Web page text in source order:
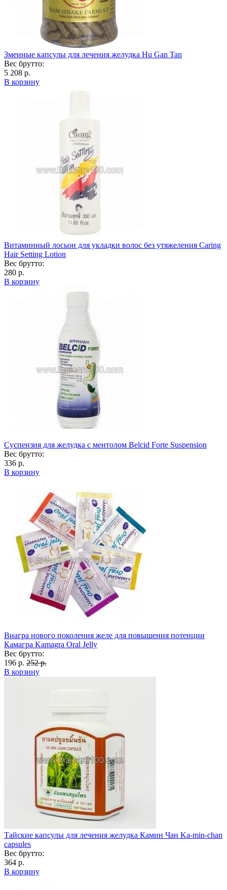
Змеиные капсулы для лечения желудка Hu Gan Tan
Вес брутто:
5 208 р.
В корзину
Витаминный лосьон для укладки волос без утяжеления Caring
Hair Setting Lotion
Вес брутто:
280 р.
В корзину
Суспензия для желудка с ментолом Belcid Forte Suspension
Вес брутто:
336 р.
В корзину
Виагра нового поколения желе для повышения потенции
Камагра Kamagra Oral Jelly
Вес брутто:
196 р. 252 р.
В корзину
Тайские капсулы для лечения желудка Камин Чан Ka-min-chan
capsules
Вес брутто:
364 р.
В корзину